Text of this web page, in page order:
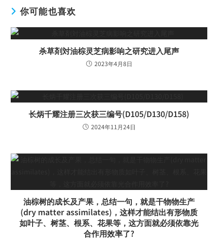
你可能也喜欢
杀草剤対油棕灵芝病影响之研究进入尾声
2023年4月8日
长炳千耀注册三次获三编号(D105/D130/D158)
2024年11月24日
油棕树的成长及产果，总结一句，就是干物物生产
(dry matter assimilates)，这样才能结出有形物质
如叶子、树茎、根系、花果等，这方面就必须依靠光
合作用效率了?